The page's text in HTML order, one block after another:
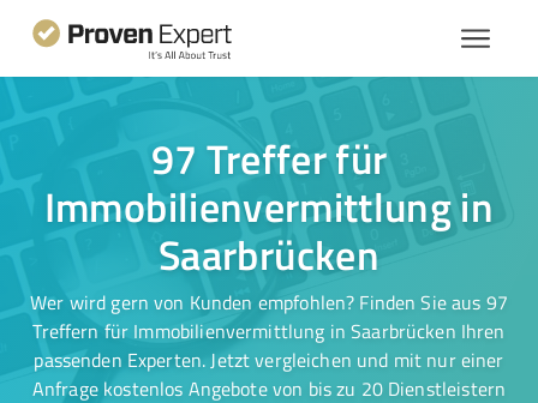
97 Treffer für
Immobilienvermittlung in
Saarbrücken
Wer wird gern von Kunden empfohlen? Finden Sie aus 97
Treffern für Immobilienvermittlung in Saarbrücken Ihren
passenden Experten. Jetzt vergleichen und mit nur einer
Anfrage kostenlos Angebote von bis zu 20 Dienstleistern